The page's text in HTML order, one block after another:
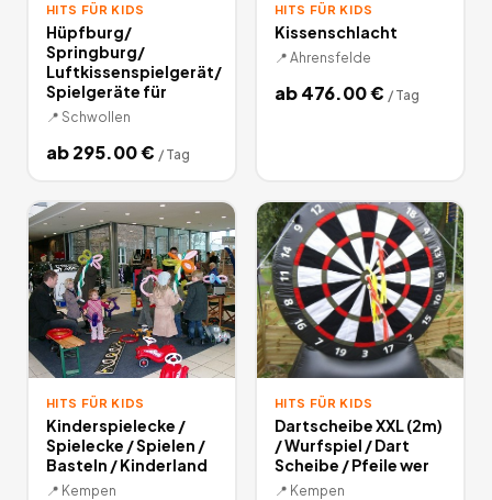
HITS FÜR KIDS
Hüpfburg/
Springburg/
Luftkissenspielgerät/
Spielgeräte für
📍 Schwollen
ab295.00€ / Tag
HITS FÜR KIDS
Kissenschlacht
📍 Ahrensfelde
ab476.00€ / Tag
HITS FÜR KIDS
Kinderspielecke /
Spielecke / Spielen /
Basteln / Kinderland
📍 Kempen
HITS FÜR KIDS
Dartscheibe XXL (2m)
/ Wurfspiel / Dart
Scheibe / Pfeile wer
📍 Kempen